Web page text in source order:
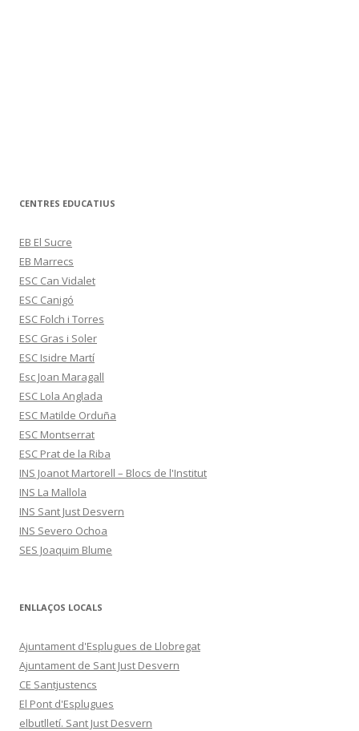
CENTRES EDUCATIUS
EB El Sucre
EB Marrecs
ESC Can Vidalet
ESC Canigó
ESC Folch i Torres
ESC Gras i Soler
ESC Isidre Martí
Esc Joan Maragall
ESC Lola Anglada
ESC Matilde Orduña
ESC Montserrat
ESC Prat de la Riba
INS Joanot Martorell – Blocs de l'Institut
INS La Mallola
INS Sant Just Desvern
INS Severo Ochoa
SES Joaquim Blume
ENLLAÇOS LOCALS
Ajuntament d'Esplugues de Llobregat
Ajuntament de Sant Just Desvern
CE Santjustencs
El Pont d'Esplugues
elbutlletí. Sant Just Desvern